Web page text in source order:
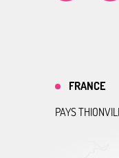
FRANCE
PAYS